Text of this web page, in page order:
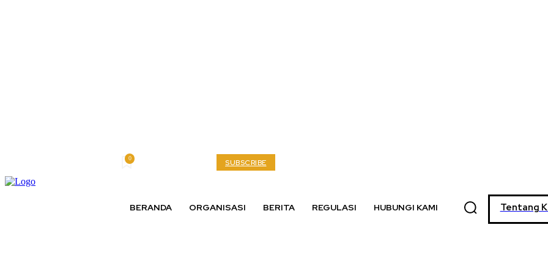
0 SUBSCRIBE
BERANDA ORGANISASI BERITA REGULASI HUBUNGI KAMI Tentang